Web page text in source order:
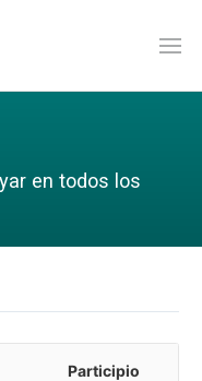
en todos los
Participio